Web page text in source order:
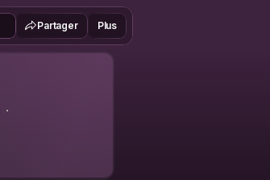
Partager Plus